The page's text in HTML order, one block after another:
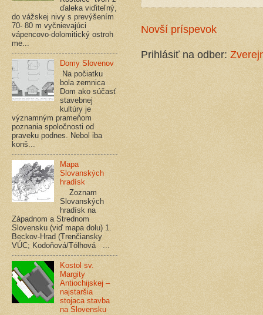
Novší príspevok
Prihlásiť na odber:
ďaleka viďiteľný,
do vážskej nivy s prevýšením
70- 80 m vyčnievajúci
vápencovo-dolomitický ostroh
me...
Domy Slovenov
Na počiatku
bola zemnica
Dom ako súčasť
stavebnej
kultúry je
významným prameňom
poznania spoločnosti od
praveku podnes. Nebol iba
konš...
Mapa
Slovanských
hradísk
Zoznam
Slovanských
hradísk na
Západnom a Strednom
Slovensku (viď mapa dolu) 1.
Beckov-Hrad (Trenčiansky
VÚC; Kodoňová/Tólhová ...
Kostol sv.
Margity
Antiochijskej –
najstaršia
stojaca stavba
na Slovensku